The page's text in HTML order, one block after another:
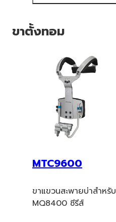
ข้อมูล
ขาตั้งทอม
MTC9600
ขาแขวนสะพายบ่าสำหรับ
MQ8400 ซีรีส์